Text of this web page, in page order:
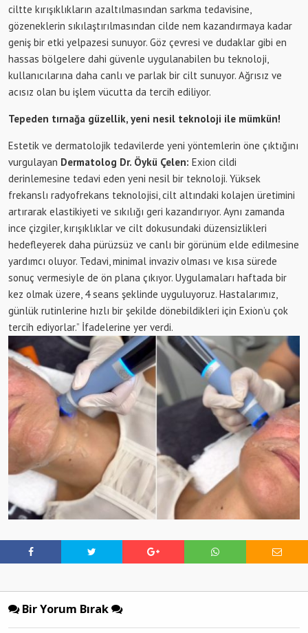
ciltte kırışıklıkların azaltılmasından sarkma tedavisine,
gözeneklerin sıkılaştırılmasından cilde nem kazandırmaya kadar
geniş bir etki yelpazesi sunuyor. Göz çevresi ve dudaklar gibi en
hassas bölgelere dahi güvenle uygulanabilen bu teknoloji,
kullanıcılarına daha canlı ve parlak bir cilt sunuyor. Ağrısız ve
acısız olan bu işlem vücutta da tercih ediliyor.
Tepeden tırnağa güzellik, yeni nesil teknoloji ile mümkün!
Estetik ve dermatolojik tedavilerde yeni yöntemlerin öne çıktığını
vurgulayan Dermatolog Dr. Öykü Çelen: Exion cildi
derinlemesine tedavi eden yeni nesil bir teknoloji. Yüksek
frekanslı radyofrekans teknolojisi, cilt altındaki kolajen üretimini
artırarak elastikiyeti ve sıkılığı geri kazandırıyor. Aynı zamanda
ince çizgiler, kırışıklıklar ve cilt dokusundaki düzensizlikleri
hedefleyerek daha pürüzsüz ve canlı bir görünüm elde edilmesine
yardımcı oluyor. Tedavi, minimal invaziv olması ve kısa sürede
sonuç vermesiyle de ön plana çıkıyor. Uygulamaları haftada bir
kez olmak üzere, 4 seans şeklinde uyguluyoruz. Hastalarımız,
günlük rutinlerine hızlı bir şekilde dönebildikleri için Exion’u çok
tercih ediyorlar.” İfadelerine yer verdi.
Bir Yorum Bırak